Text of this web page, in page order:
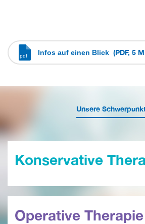
Infos auf einen Blick (PDF, 5
Unsere
Konservative
Operative Therapie